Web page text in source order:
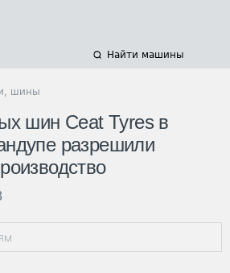
Найти машины
шины
шин Ceat Tyres в
разрешили